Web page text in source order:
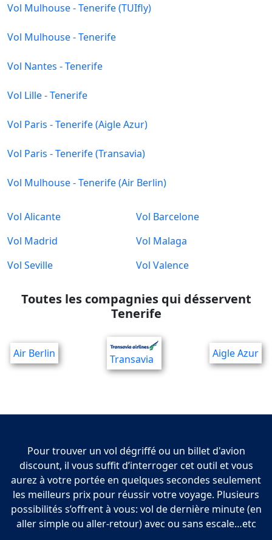
Vol Mulhouse - Tenerife (TUIfly)
Vol Mulhouse - Tenerife
Vol Nantes - Tenerife
Vol Lille - Tenerife
Vol Paris - Tenerife (Aigle Azur)
Vol Paris - Tenerife (Transavia)
Vol Mulhouse - Tenerife (Air Berlin)
Vol Alicante
Vol Barcelone
Vol Madrid
Vol Malaga
Vol Seville
Vol Valence
Toutes les compagnies qui désservent
Tenerife
Air Berlin Transavia Aigle Azur
Pour trouver un vol dégriffé ou un billet d'avion
discount, il vous suffit d’interroger cet outil et vous
aurez à votre portée en quelques secondes seulement
les meilleurs prix pour réussir votre voyage. Plusieurs
possibilités s’offrent à vous: vol de dernière minute (en
aller simple ou aller-retour) avec ou sans escale…etc